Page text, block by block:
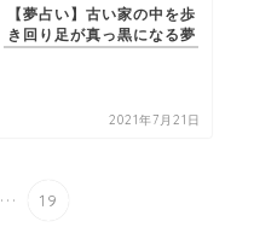
【夢占い】古い家の中を歩
き回り足が真っ黒になる夢
2021年7月21日
... 19